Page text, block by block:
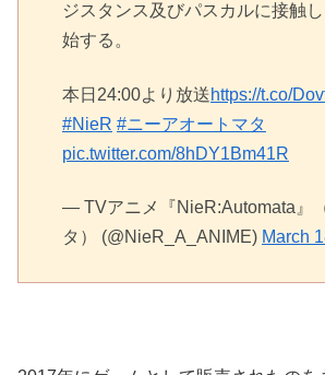
ジスタンス及びパスカルに接触
始する。
本日24:00より放送https://t.co/
#NieR #ニーアオートマタ
pic.twitter.com/8hDY1Bm41R
— TVアニメ『NieR:Automata』
タ） (@NieR_A_ANIME) March